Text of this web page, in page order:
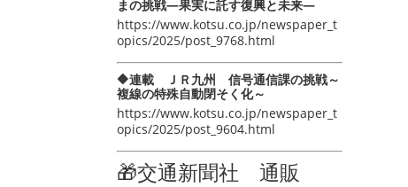
まの挑戦―果実に託す復興と未来―
https://www.kotsu.co.jp/newspaper_t
opics/2025/post_9768.html
🔶連載 ＪＲ九州 信号通信課の挑戦～
複線の特殊自動閉そく化～
https://www.kotsu.co.jp/newspaper_t
opics/2025/post_9604.html
🎁交通新聞社 通販